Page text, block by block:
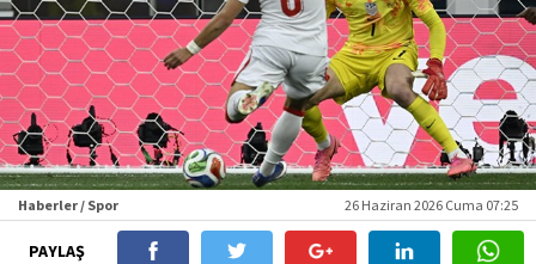
Haberler / Spor 26 Haziran 2026 Cuma 07:25
PAYLAŞ